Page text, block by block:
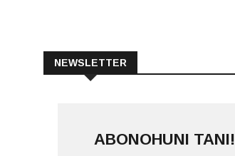
NEWSLETTER
ABONOHUNI TANI!